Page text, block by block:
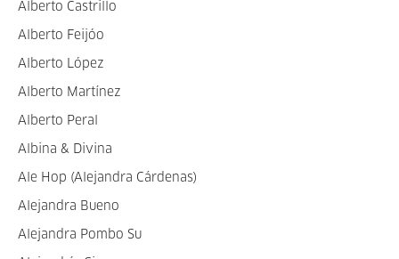
Alberto Castrillo
Alberto Feijóo
Alberto López
Alberto Martínez
Alberto Peral
Albina & Divina
Ale Hop (Alejandra Cárdenas)
Alejandra Bueno
Alejandra Pombo Su